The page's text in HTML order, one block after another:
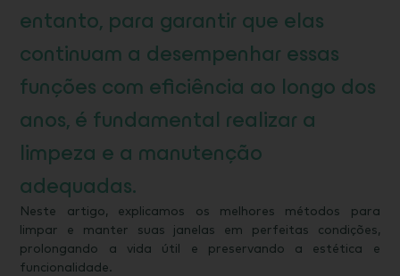
entanto, para garantir que elas
continuam a desempenhar essas
funções com eficiência ao longo dos
anos, é fundamental realizar a
limpeza e a manutenção
adequadas.
Neste artigo, explicamos os melhores métodos para
limpar e manter suas janelas em perfeitas condições,
prolongando a vida útil e preservando a estética e
funcionalidade.